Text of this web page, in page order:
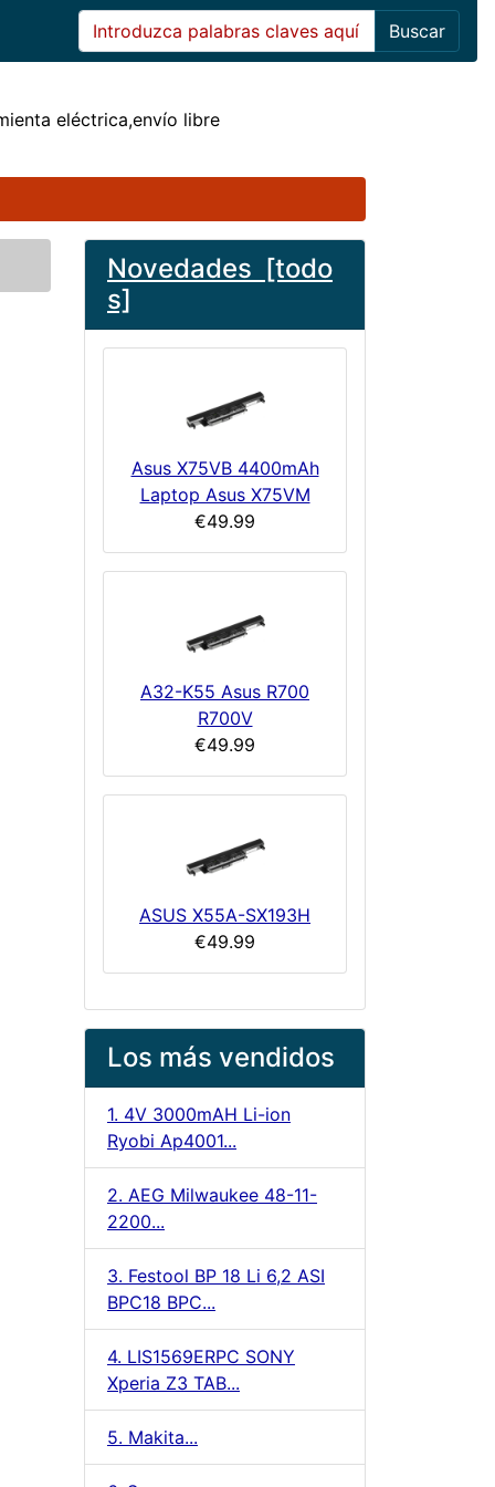
Buscar
eléctrica,envío libre
Novedades [todo
s]
Asus X75VB 4400mAh
Laptop Asus X75VM
€49.99
A32-K55 Asus R700
R700V
€49.99
ASUS X55A-SX193H
€49.99
Los más vendidos
1. 4V 3000mAH Li-ion
Ryobi Ap4001...
2. AEG Milwaukee 48-11-
2200...
3. Festool BP 18 Li 6,2 ASI
BPC18 BPC...
4. LIS1569ERPC SONY
Xperia Z3 TAB...
5. Makita...